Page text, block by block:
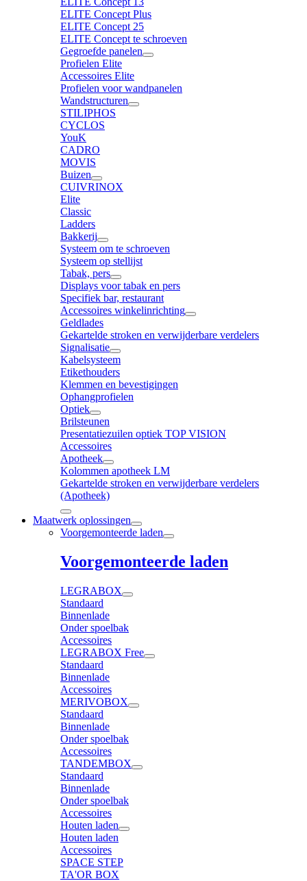
ELITE Concept Plus
ELITE Concept 25
ELITE Concept te schroeven
Gegroefde panelen
Profielen Elite
Accessoires Elite
Profielen voor wandpanelen
Wandstructuren
STILIPHOS
CYCLOS
YouK
CADRO
MOVIS
Buizen
CUIVRINOX
Elite
Classic
Ladders
Bakkerij
Systeem om te schroeven
Systeem op stellijst
Tabak, pers
Displays voor tabak en pers
Specifiek bar, restaurant
Accessoires winkelinrichting
Geldlades
Gekartelde stroken en verwijderbare verdelers
Signalisatie
Kabelsysteem
Etikethouders
Klemmen en bevestigingen
Ophangprofielen
Optiek
Brilsteunen
Presentatiezuilen optiek TOP VISION
Accessoires
Apotheek
Kolommen apotheek LM
Gekartelde stroken en verwijderbare verdelers
(Apotheek)
Maatwerk oplossingen
Voorgemonteerde laden
Voorgemonteerde laden
LEGRABOX
Standaard
Binnenlade
Onder spoelbak
Accessoires
LEGRABOX Free
Standaard
Binnenlade
Accessoires
MERIVOBOX
Standaard
Binnenlade
Onder spoelbak
Accessoires
TANDEMBOX
Standaard
Binnenlade
Onder spoelbak
Accessoires
Houten laden
Houten laden
Accessoires
SPACE STEP
TA'OR BOX